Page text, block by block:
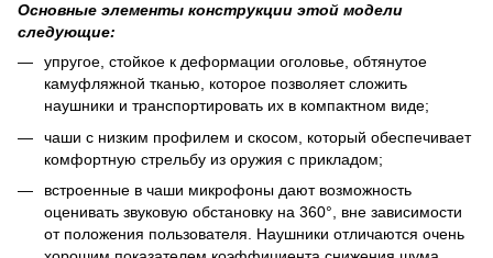
Основные элементы конструкции этой модели
следующие:
упругое, стойкое к деформации оголовье, обтянутое
камуфляжной тканью, которое позволяет сложить
наушники и транспортировать их в компактном виде;
чаши с низким профилем и скосом, который обеспечивает
комфортную стрельбу из оружия с прикладом;
встроенные в чаши микрофоны дают возможность
оценивать звуковую обстановку на 360°, вне зависимости
от положения пользователя. Наушники отличаются очень